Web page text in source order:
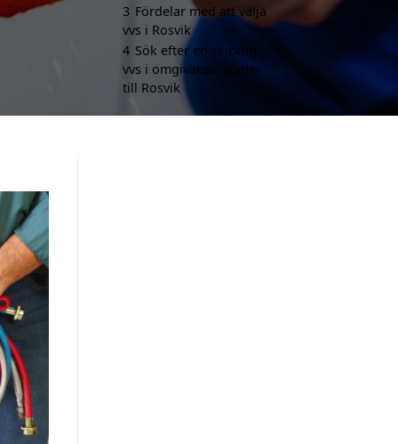
3 Fördelar med att välja
vvs i Rosvik
4 Sök efter en skicklig
vvs i omgivande städer
till Rosvik